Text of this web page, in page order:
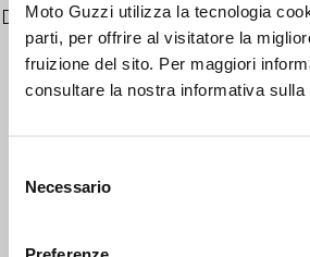
Moto Guzzi utilizza la tecnologia
parti, per offrire al visitatore la
fruizione del sito. Per maggiori
consultare la nostra informativa sulla
delNecessario
Preferenze
Disponibili come accessorio le borse
Necessari supporti valigie 2S001342
Caratteristiche Principali: Sistema a
carico dall’alto, sistema Safe lock,
valigie, chiusura ermetica anti